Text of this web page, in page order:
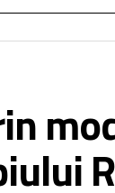
pregătite